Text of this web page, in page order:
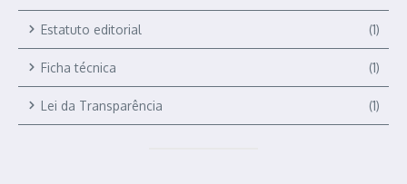
Estatuto editorial (1)
Ficha técnica (1)
Lei da Transparência (1)